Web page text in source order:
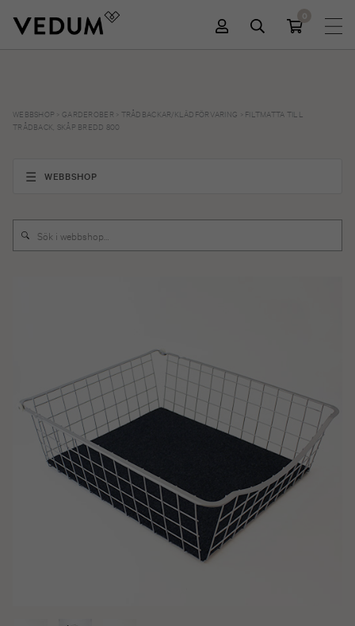
0
WEBBSHOP GARDEROBER TRÅDBACKAR/KLÄDFÖRVARING
FILTMATTA TILL
TRÅDBACK, SKÅP BREDD 800
WEBBSHOP